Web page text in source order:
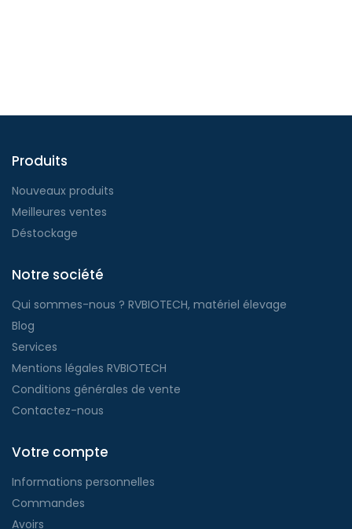
Produits
Nouveaux produits
Meilleures ventes
Déstockage
Notre société
Qui sommes-nous ? RVBIOTECH, matériel élevage
Blog
Services
Mentions légales RVBIOTECH
Conditions générales de vente
Contactez-nous
Votre compte
Informations personnelles
Commandes
Avoirs